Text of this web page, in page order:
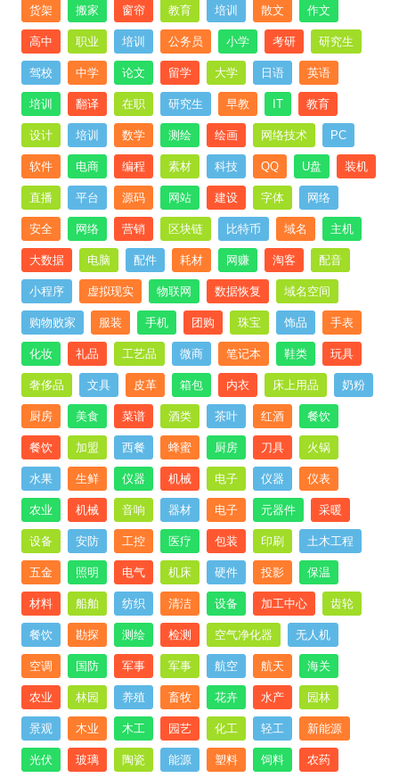
货架 搬家 窗帘 教育 培训 散文 作文
高中 职业 培训 公务员 小学 考研 研究生
驾校 中学 论文 留学 大学 日语 英语
培训 翻译 在职 研究生 早教 IT 教育
设计 培训 数学 测绘 绘画 网络技术 PC
软件 电商 编程 素材 科技 QQ U盘 装机
直播 平台 源码 网站 建设 字体 网络
安全 网络 营销 区块链 比特币 域名 主机
大数据 电脑 配件 耗材 网赚 淘客 配音
小程序 虚拟现实 物联网 数据恢复 域名空间
购物败家 服装 手机 团购 珠宝 饰品 手表
化妆 礼品 工艺品 微商 笔记本 鞋类 玩具
奢侈品 文具 皮革 箱包 内衣 床上用品 奶粉
厨房 美食 菜谱 酒类 茶叶 红酒 餐饮
餐饮 加盟 西餐 蜂蜜 厨房 刀具 火锅
水果 生鲜 仪器 机械 电子 仪器 仪表
农业 机械 音响 器材 电子 元器件 采暖
设备 安防 工控 医疗 包装 印刷 土木工程
五金 照明 电气 机床 硬件 投影 保温
材料 船舶 纺织 清洁 设备 加工中心 齿轮
餐饮 勘探 测绘 检测 空气净化器 无人机
空调 国防 军事 军事 航空 航天 海关
农业 林园 养殖 畜牧 花卉 水产 园林
景观 木业 木工 园艺 化工 轻工 新能源
光伏 玻璃 陶瓷 能源 塑料 饲料 农药